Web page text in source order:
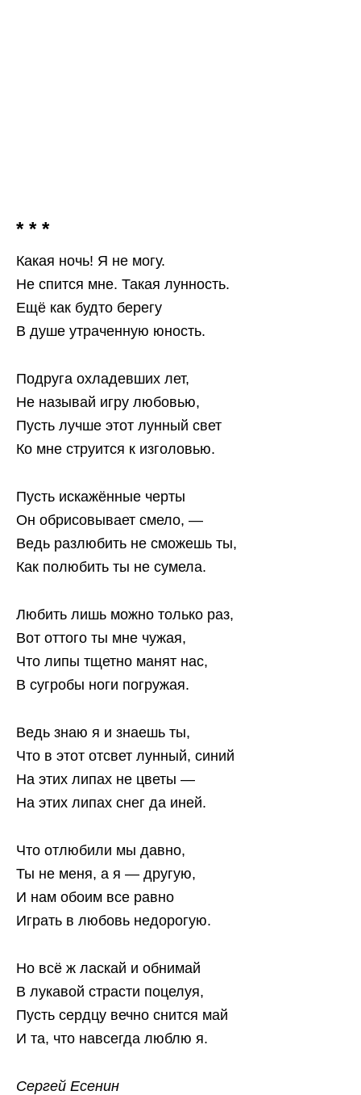
* * *
Какая ночь! Я не могу.
Не спится мне. Такая лунность.
Ещё как будто берегу
В душе утраченную юность.
Подруга охладевших лет,
Не называй игру любовью,
Пусть лучше этот лунный свет
Ко мне струится к изголовью.
Пусть искажённые черты
Он обрисовывает смело, —
Ведь разлюбить не сможешь ты,
Как полюбить ты не сумела.
Любить лишь можно только раз,
Вот оттого ты мне чужая,
Что липы тщетно манят нас,
В сугробы ноги погружая.
Ведь знаю я и знаешь ты,
Что в этот отсвет лунный, синий
На этих липах не цветы —
На этих липах снег да иней.
Что отлюбили мы давно,
Ты не меня, а я — другую,
И нам обоим все равно
Играть в любовь недорогую.
Но всё ж ласкай и обнимай
В лукавой страсти поцелуя,
Пусть сердцу вечно снится май
И та, что навсегда люблю я.
Сергей Есенин